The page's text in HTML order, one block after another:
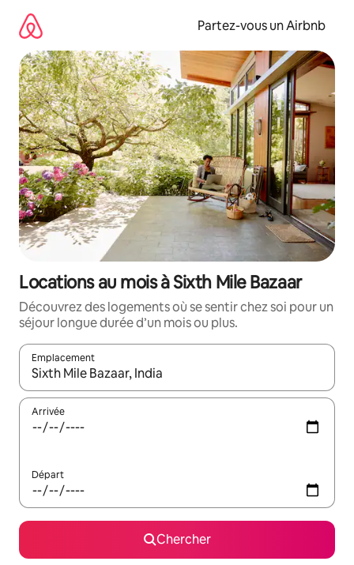
directement
contenu
Partez-vous un Airbnb
Locations au mois à Sixth Mile Bazaar
Découvrez des logements où se sentir chez soi pour un
séjour longue durée d’un mois ou plus.
Emplacement
Quand les résultats sont affichés, parcourez-les en utilisant
Arrivée
Départ
Chercher